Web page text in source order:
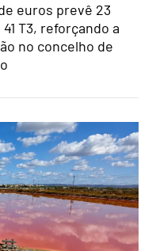
euros prevê 23
T3, reforçando a
no concelho de